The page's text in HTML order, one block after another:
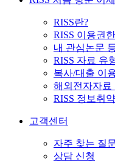
RISS란?
RISS 이용권한
내 관심논문
RISS 자료 유
복사/대출 이
해외전자자료
RISS 정보취
고객센터
자주 찾는 질
상담 신청